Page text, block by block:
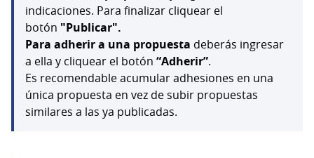
indicaciones. Para finalizar cliquear el
botón "Publicar".
Para adherir a una propuesta deberás ingresar
a ella y cliquear el botón “Adherir”.
Es recomendable acumular adhesiones en una
única propuesta en vez de subir propuestas
similares a las ya publicadas.